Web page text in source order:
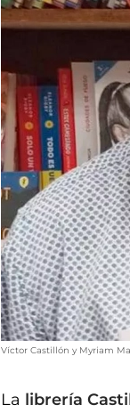
Víctor Castillón y Myriam
La librería